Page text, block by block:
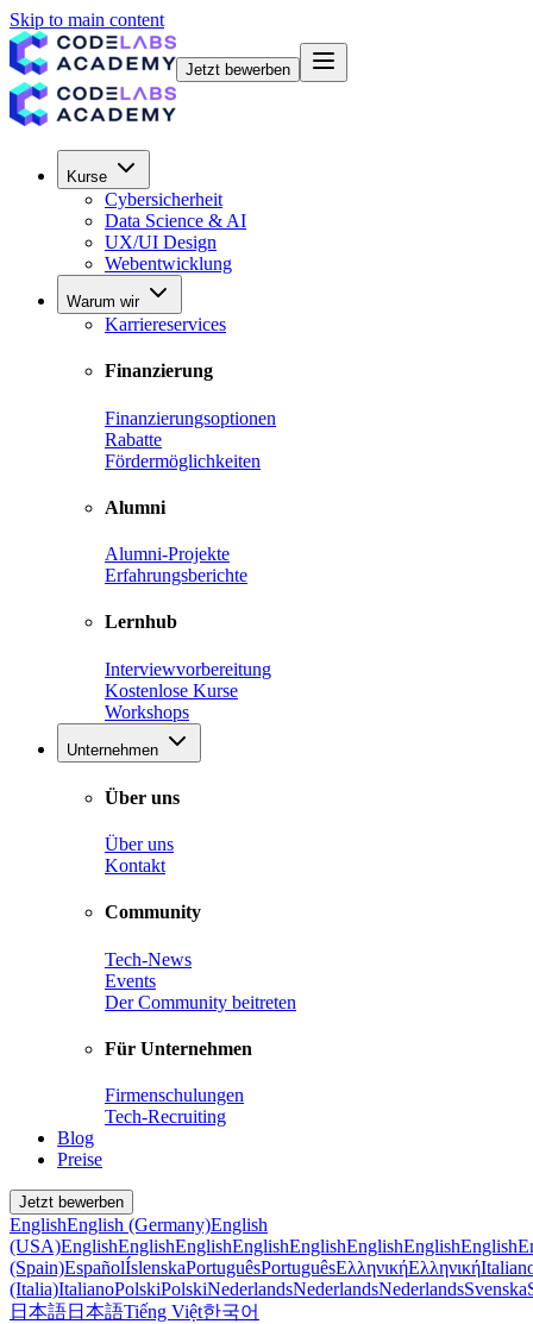
Skip to main content
Jetzt bewerben
Kurse
Cybersicherheit
Data Science & AI
UX/UI Design
Webentwicklung
Warum wir
Karriereservices
Finanzierung
Finanzierungsoptionen
Rabatte
Fördermöglichkeiten
Alumni
Alumni-Projekte
Erfahrungsberichte
Lernhub
Interviewvorbereitung
Kostenlose Kurse
Workshops
Unternehmen
Über uns
Über uns
Kontakt
Community
Tech-News
Events
Der Community beitreten
Für Unternehmen
Firmenschulungen
Tech-Recruiting
Blog
Preise
Jetzt bewerben
EnglishEnglish (Germany)English
(USA)EnglishEnglishEnglishEnglishEnglishEnglishEnglishEnglish
(Spain)EspañolÍslenskaPortuguêsPortuguêsΕλληνικήΕλληνική
(Italia)ItalianoPolskiPolskiNederlandsNederlandsNederlandsSvenska
日本語日本語Tiếng Việt한국어